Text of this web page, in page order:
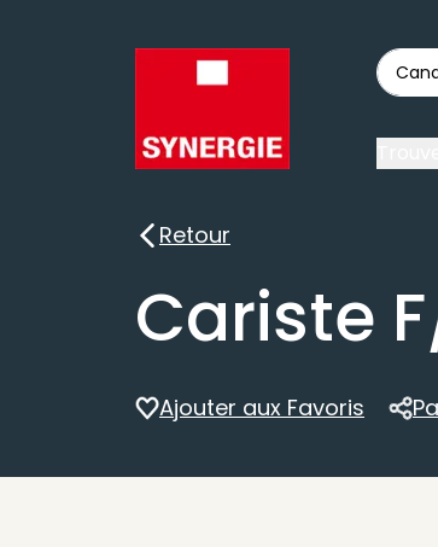
Retour
Retour
Cariste
Ajouter aux Favoris